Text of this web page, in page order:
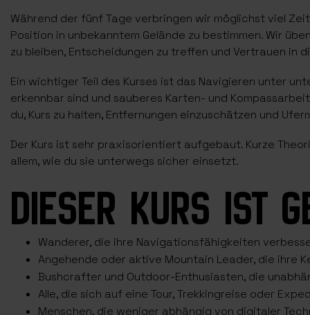
Während der fünf Tage verbringen wir möglichst viel
Position in unbekanntem Gelände zu bestimmen. Wir
zu bleiben, Entscheidungen zu treffen und Vertrauen in
Ein wichtiger Teil des Kurses ist das Navigieren unter
erkennbar sind und sauberes Karten- und
du, Kurs zu halten, Entfernungen einzuschätzen und
Der Kurs ist sehr praxisorientiert aufgebaut. Kurze
allem, wie du sie unterwegs sicher einsetzt.
DIESER KURS IST
Wanderer, die ihre Navigationsfähigkeiten
Angehende oder aktive Mountain Leader, die ihre
Bushcrafter und Outdoor-Enthusiasten, die
Alle, die sich auf eine Tour, Trekkingreise oder
Menschen, die weniger abhängig von digitaler